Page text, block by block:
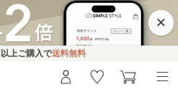
×
以上ご購入で送料無料